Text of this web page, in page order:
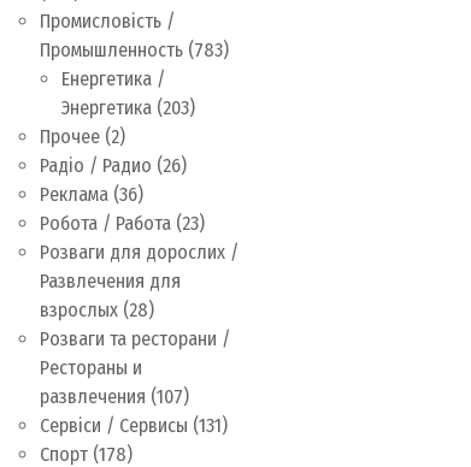
Промисловість /
Промышленность (783)
Енергетика /
Энергетика (203)
Прочее (2)
Радіо / Радио (26)
Реклама (36)
Робота / Работа (23)
Розваги для дорослих /
Развлечения для
взрослых (28)
Розваги та ресторани /
Рестораны и
развлечения (107)
Сервіси / Сервисы (131)
Спорт (178)